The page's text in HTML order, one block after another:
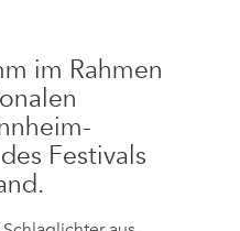
im Rahmen
Festivals